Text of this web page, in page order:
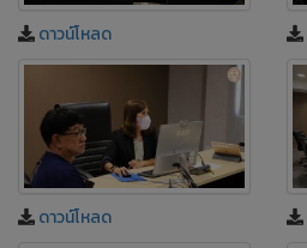
ดาวน์โหลด
ดาวน์โหลด